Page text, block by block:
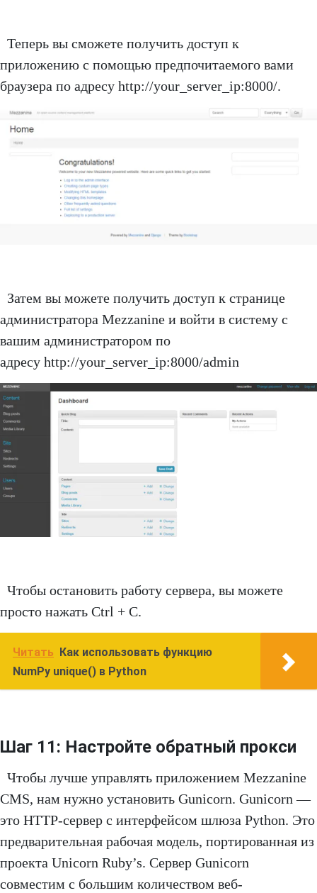
Теперь вы сможете получить доступ к
приложению с помощью предпочитаемого вами
браузера по адресу http://your_server_ip:8000/.
Затем вы можете получить доступ к странице
администратора Mezzanine и войти в систему с
вашим администратором по
адресу http://your_server_ip:8000/admin
Чтобы остановить работу сервера, вы можете
просто нажать Ctrl + C.
Читать
Как использовать функцию
NumPy unique() в Python
Шаг 11: Настройте обратный прокси
Чтобы лучше управлять приложением Mezzanine
CMS, нам нужно установить Gunicorn. Gunicorn —
это HTTP-сервер с интерфейсом шлюза Python. Это
предварительная рабочая модель, портированная из
проекта Unicorn Ruby’s. Сервер Gunicorn
совместим с большим количеством веб-